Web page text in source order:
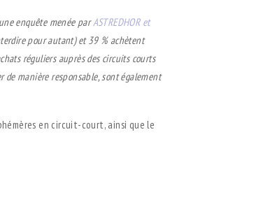
enquête menée parASTREDHOR et
pour autant) et 39 % achètent
réguliers auprès des circuits courts
manière responsable, sont également
en circuit-court, ainsi que le